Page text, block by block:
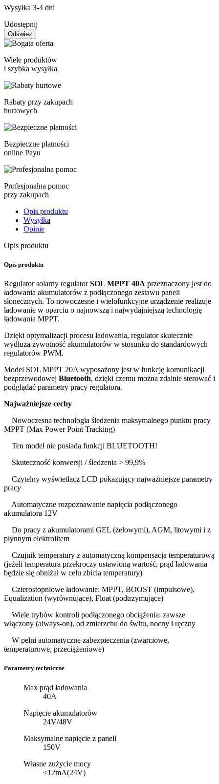
Wysyłka 3-4 dni
Udostępnij
Wiele produktów
i szybka wysyłka
Rabaty przy zakupach
hurtowych
Bezpieczne płatności
online Payu
Profesjonalna pomoc
przy zakupach
Opis produktu
Wysyłka
Opinie
Opis produktu
Opis produktu
Regulator solarny regulatorSOL MPPT 40A przeznaczony jest do
ładowania akumulatorów z podłączonego zestawu paneli
słonecznych. To nowoczesne i wielofunkcyjne urządzenie realizuje
ładowanie w oparciu o najnowszą i najwydajniejszą technologię
ładowania MPPT.
Dzięki optymalizacji procesu ładowania, regulator skutecznie
wydłuża żywotność akumulatorów w stosunku do standardowych
regulatorów PWM.
Model SOL MPPT 20A wyposażony jest w funkcję komunikacji
bezprzewodowej Bluetooth, dzięki czemu można zdalnie sterować i
podglądać parametry pracy regulatora.
Najważniejsze cechy
Nowoczesna technologia śledzenia maksymalnego punktu pracy
MPPT (Max Power Point Tracking)
Ten model nie posiada funkcji BLUETOOTH!
Skuteczność konwersji / śledzenia > 99,9%
Czytelny wyświetlacz LCD pokazujący najważniejsze parametry
pracy
Automatyczne rozpoznawanie napięcia podłączonego
akumulatora 12V
Do pracy z akumulatorami GEL (żelowymi), AGM, litowymi i z
płynnym elektrolitem
Czujnik temperatury z automatyczną kompensacja temperaturową
(jeżeli temperatura przekroczy ustawioną wartość, prąd ładowania
będzie się obniżał w celu zbicia temperatury)
Czterostopniowe ładowanie: MPPT, BOOST (impulsowe),
Equalization (wyrównujące), Float (podtrzymujące)
Wiele trybów kontroli podłączonego obciążenia: zawsze
włączony (always-on), od zmierzchu do świtu, nocny i ręczny
W pełni automatyczne zabezpieczenia (zwarciowe,
temperaturowe, przeciążeniowe)
Parametry techniczne
Max prąd ładowania
40A
Napięcie akumulatorów
24V/48V
Maksymalne napięcie z paneli
150V
Własne zużycie mocy
≤12mA(24V)